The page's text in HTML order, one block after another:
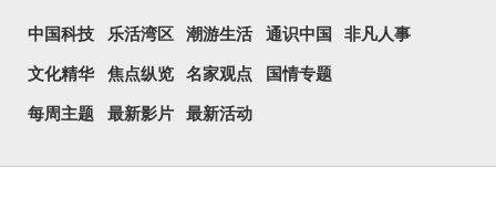
中国科技 乐活湾区 潮游生活 通识中国 非凡人事
文化精华 焦点纵览 名家观点 国情专题
每周主题 最新影片 最新活动